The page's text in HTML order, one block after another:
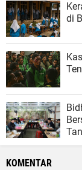
di
KOMENTAR